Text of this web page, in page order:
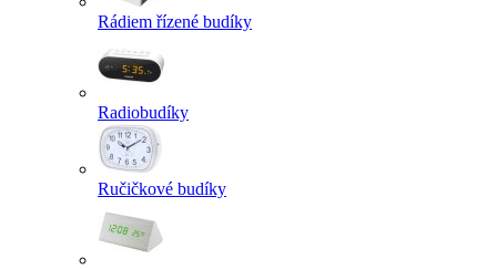
Rádiem řízené budíky
Radiobudíky
Ručičkové budíky